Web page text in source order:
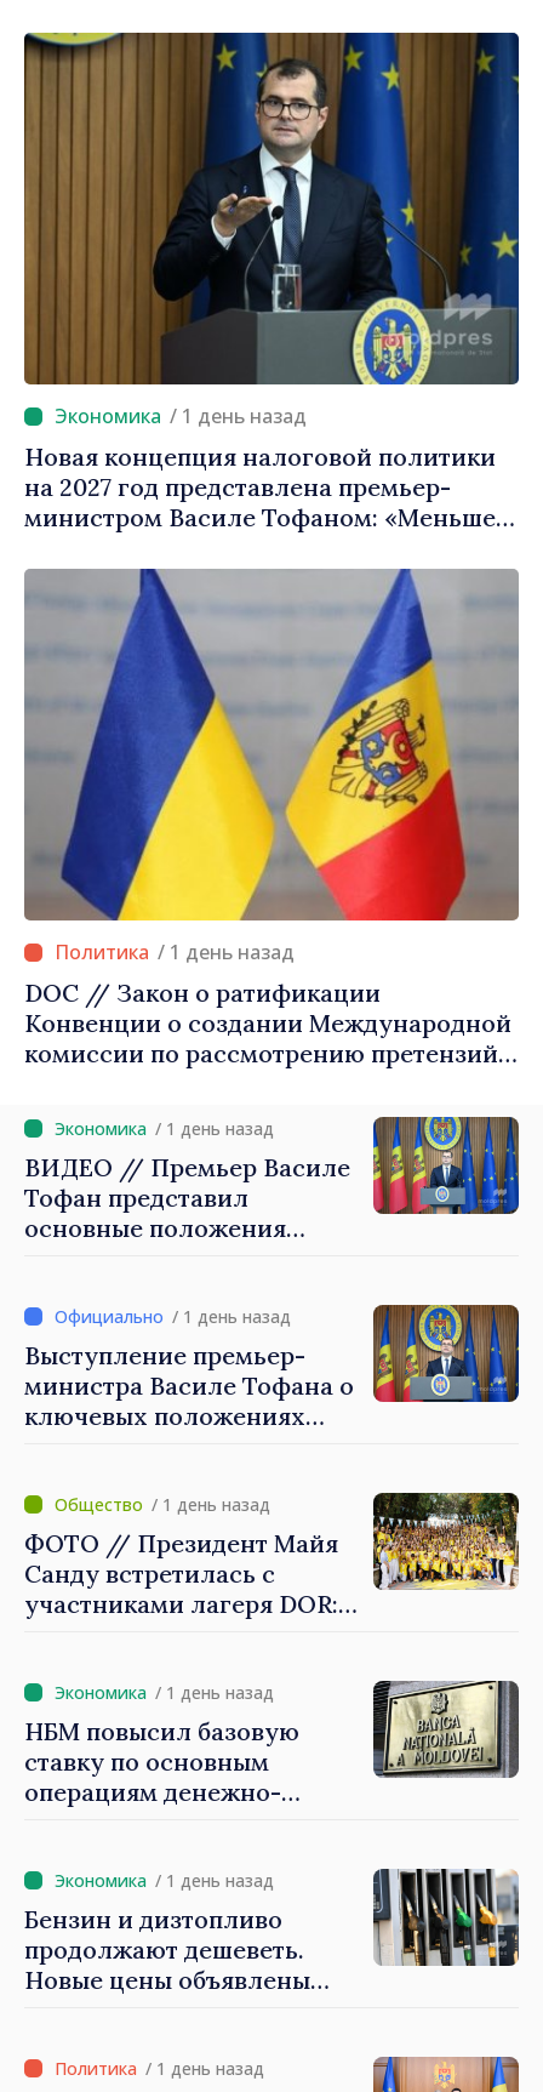
/ 1 день назад
Новая концепция налоговой политики
на 2027 год представлена премьер-
министром Василе Тофаном: «Меньше
инвестиции, облагаем налогом вредные
привычки и уравновешиваем
налогообложение потребления»
/ 1 день назад
DOC // Закон о ратификации
Конвенции о создании Международной
комиссии по рассмотрению претензий
Oficial
/ 1 день назад
ВИДЕО // Премьер Василе
Тофан представил
основные положения
/ 1 день назад
Выступление премьер-
министра Василе Тофана о
ключевых положениях
/ 1 день назад
ФОТО // Президент Майя
Санду встретилась с
участниками лагеря DOR:
/ 1 день назад
НБМ повысил базовую
ставку по основным
операциям денежно-
/ 1 день назад
Бензин и дизтопливо
продолжают дешеветь.
Новые цены объявлены
/ 1 день назад